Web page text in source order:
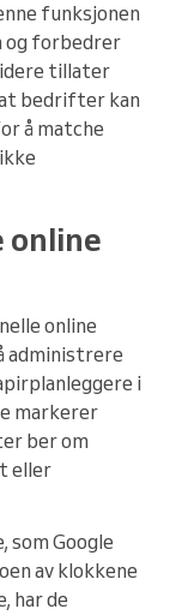
funksjonen
og forbedrer
tillater
bedrifter kan
å matche
online
administrere
i
markerer
ber om
eller
som Google
av klokkene
har de